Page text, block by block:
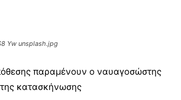
Yw unsplash.jpg
παραμένουν ο ναυαγοσώστης
κατασκήνωσης